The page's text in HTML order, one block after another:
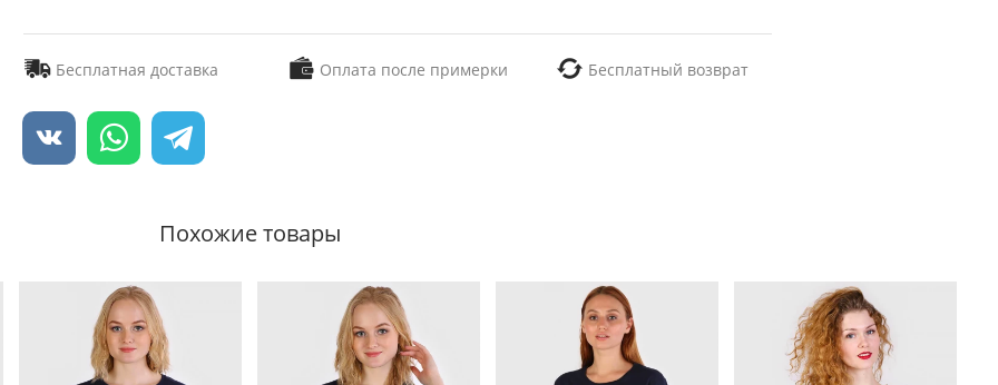
Бесплатная доставка Оплата после примерки Бесплатный возврат
Похожие товары